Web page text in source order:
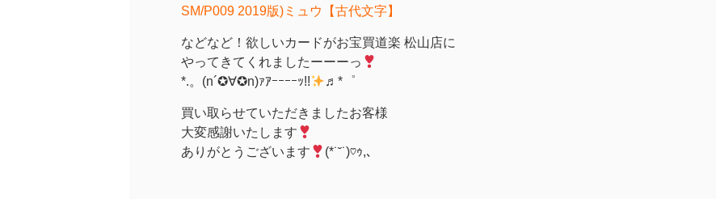
SM/P009 2019版)ミュウ【古代文字】
などなど！欲しいカードがお宝買道楽 松山店に
やってきてくれましたーーーっ
*.。(n´✪∀✪n)ｧｱｰｰｰｰｯ!!
♬*゜
買い取らせていただきましたお客様
大変感謝いたします
ありがとうございます
(*˙˘˙)♡ｩ,､